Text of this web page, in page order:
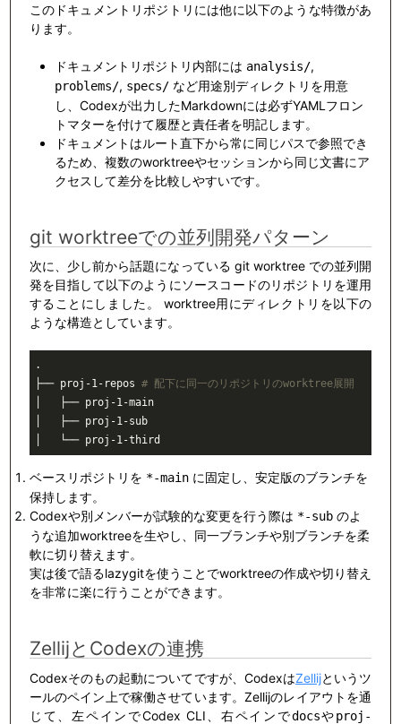
このドキュメントリポジトリには他に以下のような特徴があ
ります。
ドキュメントリポジトリ内部には analysis/,
problems/, specs/など用途別ディレクトリを用意
し、Codexが出力したMarkdownには必ずYAMLフロン
トマターを付けて履歴と責任者を明記します。
ドキュメントはルート直下から常に同じパスで参照でき
るため、複数のworktreeやセッションから同じ文書にア
クセスして差分を比較しやすいです。
git worktreeでの並列開発パターン
次に、少し前から話題になっている git worktree での並列開
発を目指して以下のようにソースコードのリポジトリを運用
することにしました。 worktree用にディレクトリを以下の
ような構造としています。
.
├── proj-1-repos # 配下に同一のリポジトリのworktree展開
   ├── proj-1-main
   ├── proj-1-sub
   └── proj-1-third
ベースリポジトリを *-mainに固定し、安定版のブランチを
保持します。
Codexや別メンバーが試験的な変更を行う際は *-subのよ
うな追加worktreeを生やし、同一ブランチや別ブランチを柔
軟に切り替えます。
実は後で語るlazygitを使うことでworktreeの作成や切り替え
を非常に楽に行うことができます。
ZellijとCodexの連携
Codexそのもの起動についてですが、CodexはZellijというツ
ールのペイン上で稼働させています。Zellijのレイアウトを通
じて、左ペインでCodex CLI、右ペインでdocsやproj-